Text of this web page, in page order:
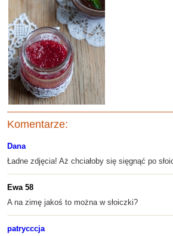
Komentarze:
Dana
Ładne zdjęcia! Aż chciałoby się sięgnąć po
Ewa 58
A na zimę jakoś to można w słoiczki?
patrycccja